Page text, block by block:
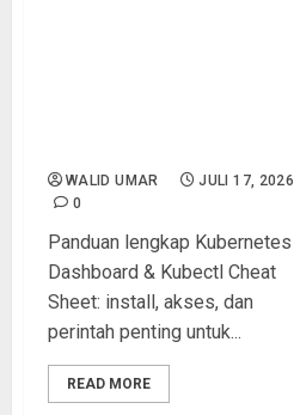
WALID UMAR
JULI 17, 2026
0
Panduan lengkap Kubernetes
Dashboard & Kubectl Cheat
Sheet: install, akses, dan
perintah penting untuk...
READ MORE